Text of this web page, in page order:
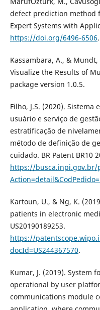
defect prediction method
Expert Systems with
https://doi.org/6496-6506
Kassambara, A., &
Visualize the Results of
package version 1.0.5.
Filho, J.S. (2020).
usuário e serviço de
estratificação de
método de definição de
cuidado. BR Patent BR10
https://busca.inpi.gov.br/
Kartoun, U., & Ng, K.
patients in electronic
US20190189253.
https://
docId=US244367570.
Kumar, J. (2019). System
operational by user
communications module